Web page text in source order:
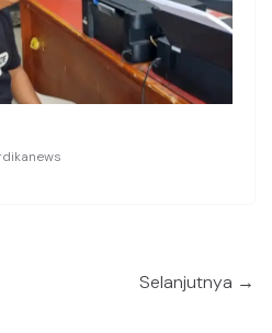
Selanjutnya →